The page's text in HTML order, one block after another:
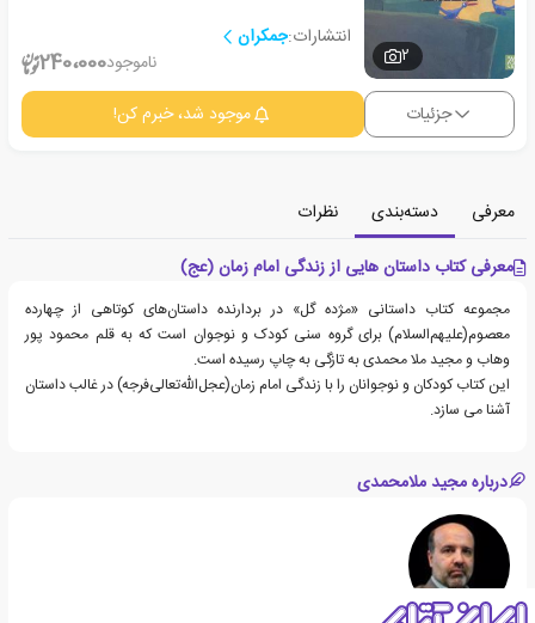
2
انتشارات:جمکران
ناموجود240،000
جزئیات موجود شد، خبرم کن!
معرفی دسته‌بندی
نظرات
معرفی کتاب داستان هایی از زندگی امام زمان (عج)
مجموعه کتاب داستانی «مژده گل» در بردارنده داستان‌های کوتاهی از چهارده
معصوم(علیهم‌السلام) برای گروه سنی کودک و نوجوان است که به قلم محمود پور
وهاب و مجید ملا محمدی به تازگی به چاپ رسیده است.
این کتاب کودکان و نوجوانان را با زندگی امام زمان(عجل‌الله‌تعالی‌فرجه) در غالب داستان
آشنا می سازد.
درباره مجید ملامحمدی